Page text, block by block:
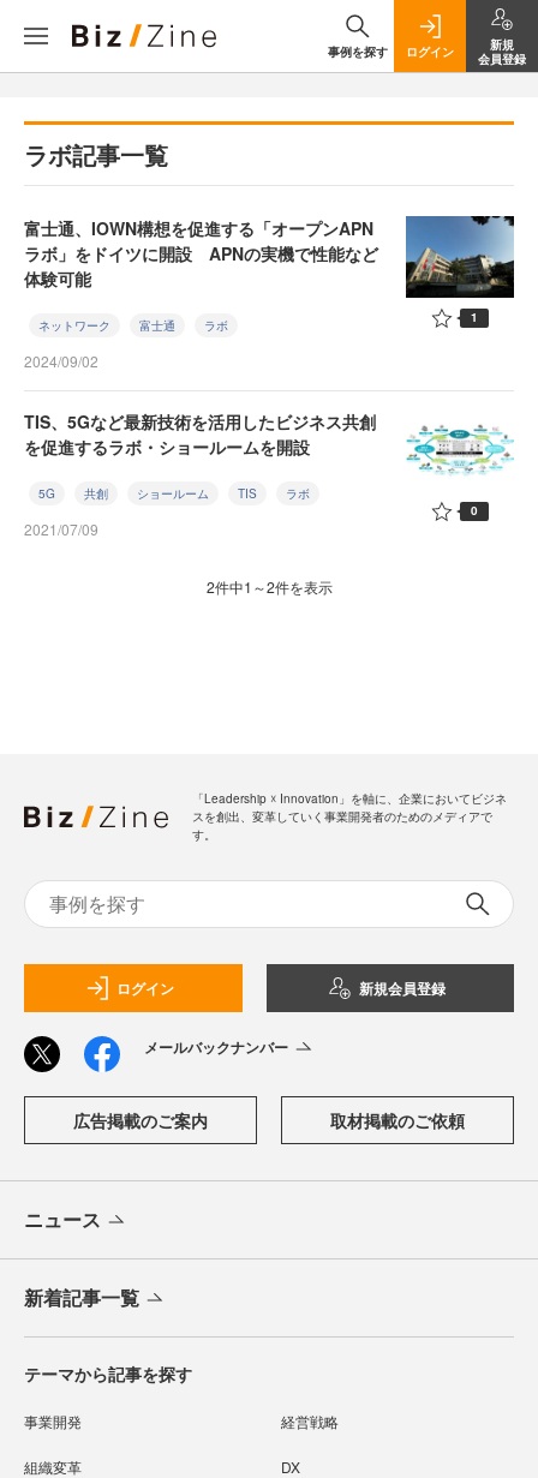
事例を探す ログイン
新規
会員登録
ラボ記事一覧
富士通、IOWN構想を促進する「オープンAPN
ラボ」をドイツに開設 APNの実機で性能など
体験可能
ネットワーク 富士通 ラボ
2024/09/02
1
TIS、5Gなど最新技術を活用したビジネス共創
を促進するラボ・ショールームを開設
5G 共創 ショールーム TIS ラボ
2021/07/09
0
2件中1～2件を表示
「Leadership ☓ Innovation」を軸に、企業においてビジネ
スを創出、変革していく事業開発者のためのメディアで
す。
ログイン 新規会員登録
メールバックナンバー
広告掲載のご案内 取材掲載のご依頼
ニュース
新着記事一覧
テーマから記事を探す
事業開発 経営戦略
組織変革 DX